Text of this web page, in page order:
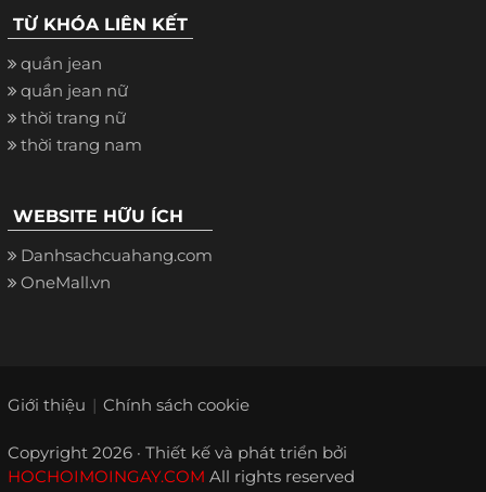
TỪ KHÓA LIÊN KẾT
quần jean
quần jean nữ
thời trang nữ
thời trang nam
WEBSITE HỮU ÍCH
Danhsachcuahang.com
OneMall.vn
Giới thiệu Chính sách cookie
Copyright 2026 · Thiết kế và phát triển bởi
HOCHOIMOINGAY.COM All rights reserved